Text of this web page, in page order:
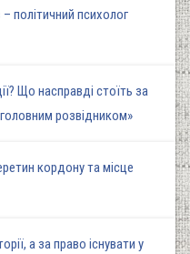
політичний психолог
Що насправді стоїть за
розвідником»
кордону та місце
а за право існувати у